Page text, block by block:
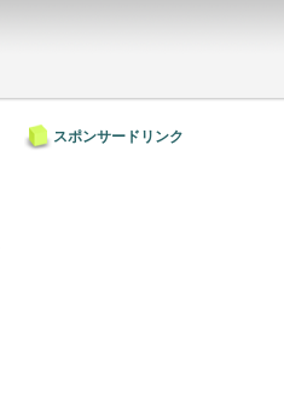
スポンサードリンク